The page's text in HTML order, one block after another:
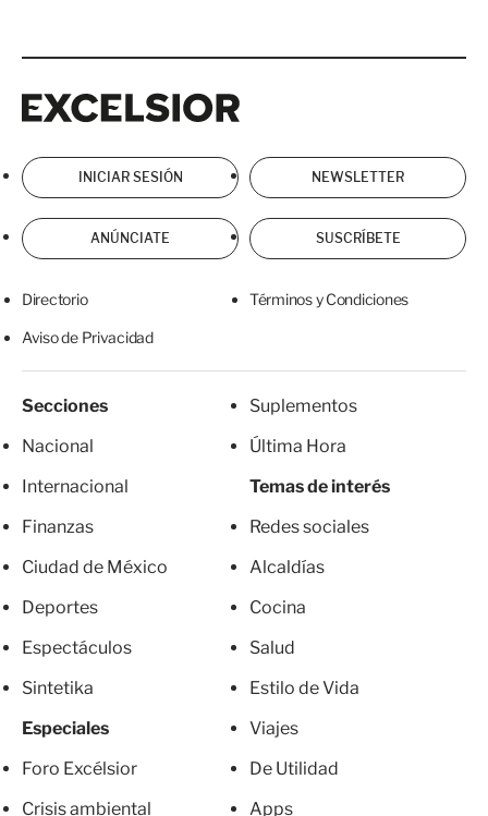
INICIAR SESIÓN NEWSLETTER
ANÚNCIATE SUSCRÍBETE
Directorio Términos y Condiciones
Aviso de Privacidad
Secciones
Nacional
Internacional
Finanzas
Ciudad de México
Deportes
Espectáculos
Sintetika
Especiales
Foro Excélsior
Crisis ambiental
Suplementos
Última Hora
Temas de interés
Redes sociales
Alcaldías
Cocina
Salud
Estilo de Vida
Viajes
De Utilidad
Apps